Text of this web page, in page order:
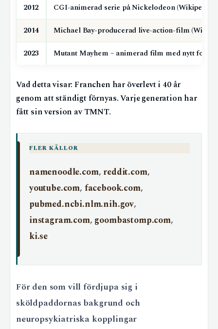
2012 CGI-animerad serie på Nickelodeon (Wikipedia)
2014 Michael Bay-producerad live-action-film
2023 Mutant Mayhem – animerad film med nytt
Vad detta visar: Franchen har överlevt i 40 år
genom att ständigt förnyas. Varje generation har
fått sin version av TMNT.
FLER KÄLLOR
namenoodle.com, reddit.com,
youtube.com, facebook.com,
pubmed.ncbi.nlm.nih.gov,
instagram.com, goombastomp.com,
ki.se
För den som vill fördjupa sig i
sköldpaddornas bakgrund och
neuropsykiatriska kopplingar